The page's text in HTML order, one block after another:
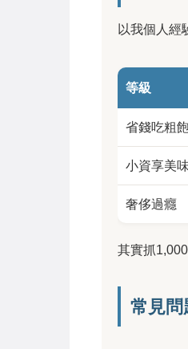
以我個人經
等級
省錢吃粗
小資享美味
奢侈過癮
其實抓
常見問